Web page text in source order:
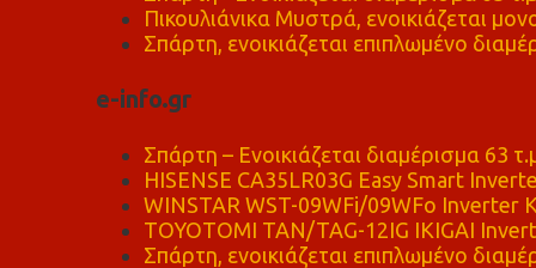
Πικουλιάνικα Μυστρά, ενοικιάζεται
Σπάρτη, ενοικιάζεται επιπλωμένο
e-info.gr
Σπάρτη – Ενοικιάζεται διαμέρισμα 63
HISENSE CA35LR03G Easy Smart
WINSTAR WST-09WFi/09WFo Inverter
TOYOTOMI TAN/TAG-12IG IKIGAI
Σπάρτη, ενοικιάζεται επιπλωμένο